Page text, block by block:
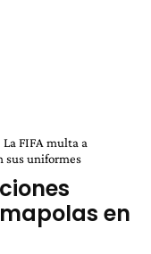
La FIFA multa a
sus uniformes
en